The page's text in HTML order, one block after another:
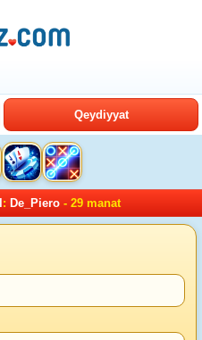
Qeydiyyat
: De_Piero- 29 manat